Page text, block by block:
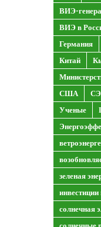
ВИЭ-
ВИЭ в
Германия
Китай
США
Ученые
зеленая
солнечная
солнечные